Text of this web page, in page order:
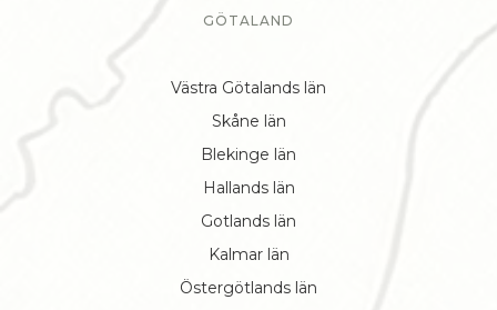
GÖTALAND
Västra Götalands län
Skåne län
Blekinge län
Hallands län
Gotlands län
Kalmar län
Östergötlands län